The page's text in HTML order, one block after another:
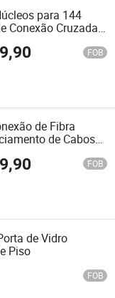
para 144
Conexão Cruzada
Livre
FOB
de Fibra
de Cabos
FOB
de Vidro
Piso
FOB